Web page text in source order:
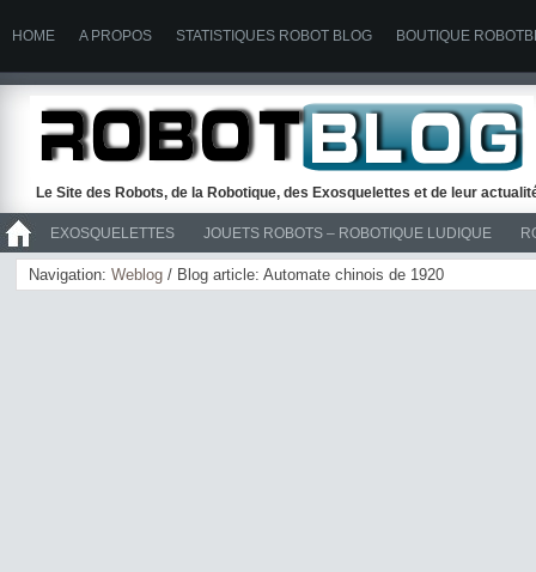
HOME A PROPOS STATISTIQUES ROBOT BLOG BOUTIQUE
Le Site des Robots, de la Robotique, des Exosquelettes et de leur
EXOSQUELETTES JOUETS ROBOTS – ROBOTIQUE LUDIQUE
>> ROBOTS
Navigation: Weblog / Blog article: Automate chinois de 1920